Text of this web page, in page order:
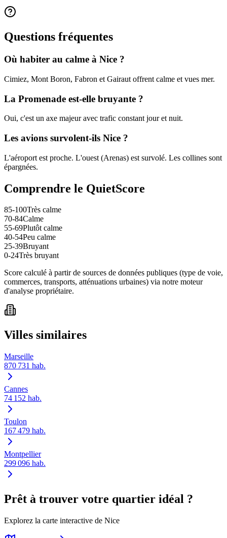
Questions fréquentes
Où habiter au calme à Nice ?
Cimiez, Mont Boron, Fabron et Gairaut offrent calme et vues mer.
La Promenade est-elle bruyante ?
Oui, c'est un axe majeur avec trafic constant jour et nuit.
Les avions survolent-ils Nice ?
L'aéroport est proche. L'ouest (Arenas) est survolé. Les collines sont
épargnées.
Comprendre le QuietScore
85-100Très calme
70-84Calme
55-69Plutôt calme
40-54Peu calme
25-39Bruyant
0-24Très bruyant
Score calculé à partir de sources de données publiques (type de voie,
commerces, transports, atténuations urbaines) via notre moteur
d'analyse propriétaire.
Villes similaires
Marseille
870 731 hab.
Cannes
74 152 hab.
Toulon
167 479 hab.
Montpellier
299 096 hab.
Prêt à trouver votre quartier idéal ?
Explorez la carte interactive de Nice